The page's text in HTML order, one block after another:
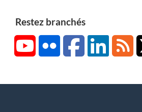
Restez branchés
YouTubeFlickr FacebookLinkedIn